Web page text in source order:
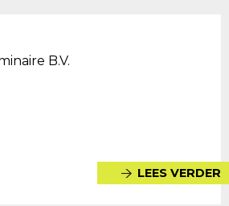
B.V.
LEES VERDER